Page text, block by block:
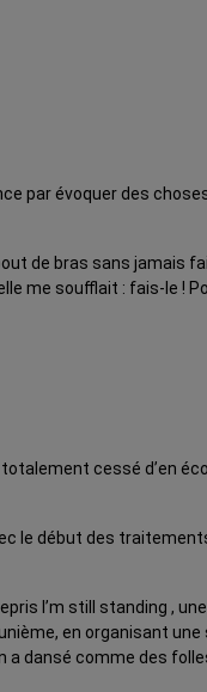
évoquer des
de bras sans jamais
me soufflait : fais-le !
cessé d’en
le début des
I’m still standing ,
en organisant
a dansé comme des